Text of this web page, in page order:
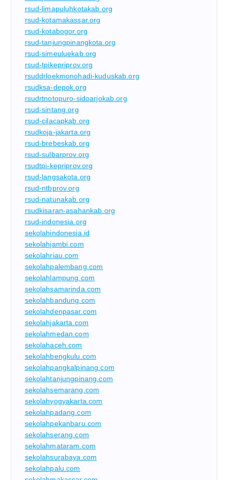
rsud-limapuluhkotakab.org
rsud-kotamakassar.org
rsud-kotabogor.org
rsud-tanjungpinangkota.org
rsud-simeuluekab.org
rsud-tpikepriprov.org
rsuddrloekmonohadi-kuduskab.org
rsudksa-depok.org
rsudrtnotopuro-sidoarjokab.org
rsud-sintang.org
rsud-cilacapkab.org
rsudkoja-jakarta.org
rsud-brebeskab.org
rsud-sulbarprov.org
rsudtpi-kepriprov.org
rsud-langsakota.org
rsud-ntbprov.org
rsud-natunakab.org
rsudkisaran-asahankab.org
rsud-indonesia.org
sekolahindonesia.id
sekolahjambi.com
sekolahriau.com
sekolahpalembang.com
sekolahlampung.com
sekolahsamarinda.com
sekolahbandung.com
sekolahdenpasar.com
sekolahjakarta.com
sekolahmedan.com
sekolahaceh.com
sekolahbengkulu.com
sekolahpangkalpinang.com
sekolahtanjungpinang.com
sekolahsemarang.com
sekolahyogyakarta.com
sekolahpadang.com
sekolahpekanbaru.com
sekolahserang.com
sekolahmataram.com
sekolahsurabaya.com
sekolahpalu.com